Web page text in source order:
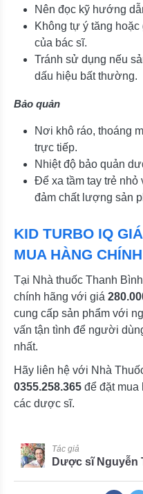
Nên đọc kỹ hướng
Không tự ý tăng
của bác sĩ.
Tránh sử dụng nếu
dấu hiệu bất thường.
Bảo quản
Nơi khô ráo, thoáng
trực tiếp.
Nhiệt độ bảo quản
Để xa tầm tay trẻ nhỏ
đảm chất lượng sản
KID TURBO IQ
MUA HÀNG
Tại Nhà thuốc Thanh
chính hãng với giá
cung cấp sản phẩm với
vấn tận tình để người
nhất.
Hãy liên hệ với Nhà
0355.258.365 để đặt mua
các dược sĩ.
Tác giả
Dược sĩ Nguyễn